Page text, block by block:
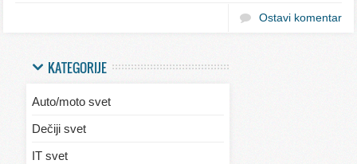
Ostavi komentar
KATEGORIJE
Auto/moto svet
Dečiji svet
IT svet